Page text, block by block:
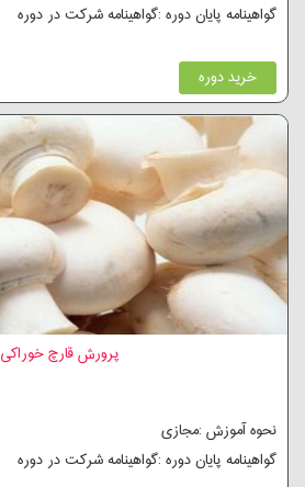
گواهینامه پایان دوره :گواهینامه شرکت در دوره
خرید دوره
پرورش قارچ خوراکی
نحوه آموزش :مجازی
گواهینامه پایان دوره :گواهینامه شرکت در دوره